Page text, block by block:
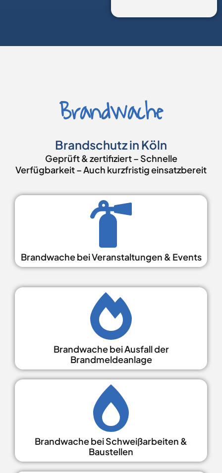
Brandwache
Brandschutz in Köln
Geprüft & zertifiziert – Schnelle
Verfügbarkeit – Auch kurzfristig einsatzbereit
Brandwache bei Veranstaltungen & Events
Brandwache bei Ausfall der
Brandmeldeanlage
Brandwache bei Schweißarbeiten &
Baustellen